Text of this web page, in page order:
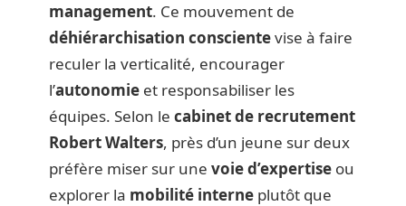
management. Ce mouvement de
déhiérarchisation conscientevise à faire
reculer la verticalité, encourager
l’autonomie et responsabiliser les
équipes. Selon le cabinet de recrutement
Robert Walters, près d’un jeune sur deux
préfère miser sur une voie d’expertise ou
explorer la mobilité interne plutôt que